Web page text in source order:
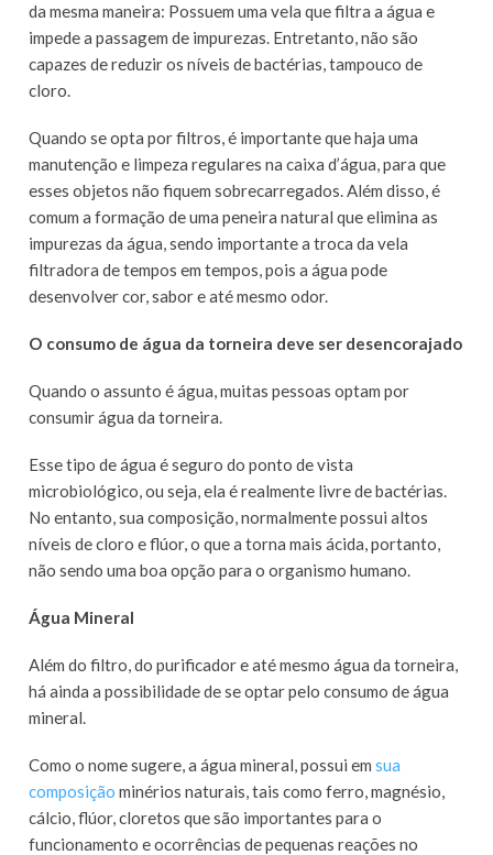
da mesma maneira: Possuem uma vela que filtra a água e
impede a passagem de impurezas. Entretanto, não são
capazes de reduzir os níveis de bactérias, tampouco de
cloro.
Quando se opta por filtros, é importante que haja uma
manutenção e limpeza regulares na caixa d’água, para que
esses objetos não fiquem sobrecarregados. Além disso, é
comum a formação de uma peneira natural que elimina as
impurezas da água, sendo importante a troca da vela
filtradora de tempos em tempos, pois a água pode
desenvolver cor, sabor e até mesmo odor.
O consumo de água da torneira deve ser desencorajado
Quando o assunto é água, muitas pessoas optam por
consumir água da torneira.
Esse tipo de água é seguro do ponto de vista
microbiológico, ou seja, ela é realmente livre de bactérias.
No entanto, sua composição, normalmente possui altos
níveis de cloro e flúor, o que a torna mais ácida, portanto,
não sendo uma boa opção para o organismo humano.
Água Mineral
Além do filtro, do purificador e até mesmo água da torneira,
há ainda a possibilidade de se optar pelo consumo de água
mineral.
Como o nome sugere, a água mineral, possui em sua
composição minérios naturais, tais como ferro, magnésio,
cálcio, flúor, cloretos que são importantes para o
funcionamento e ocorrências de pequenas reações no